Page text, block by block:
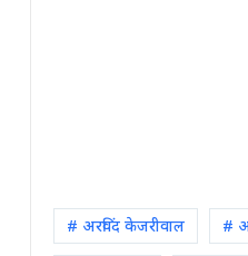
# अरविंद केजरीवाल #